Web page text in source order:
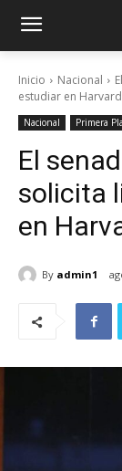
Inicio Nacional
estudiar en Harvard
Nacional Primera
El
solicita
en
By admin1